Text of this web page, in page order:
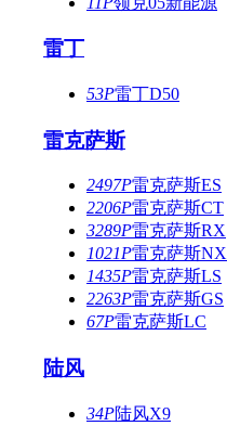
雷丁
53P雷丁D50
雷克萨斯
2497P雷克萨斯ES
2206P雷克萨斯CT
3289P雷克萨斯RX
1021P雷克萨斯NX
1435P雷克萨斯LS
2263P雷克萨斯GS
67P雷克萨斯LC
陆风
34P陆风X9